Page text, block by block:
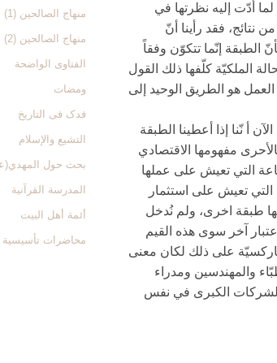
لما أدّت إليه نظرتها في
نتائج، فقد رأينا أنّ
الطبقة إنّما تتكوّن وفقاً
الملكيّة كلّفها ذلك القول
هو الطريق الوحيد إلى
أ نّنا إذا أعطينا الطبقة
مفهومها الاقتصادي
التي تعيش على عملها
تعيش على استثمار
طبقة اخرى، ولم نُدخل
آخر سوى هذه القيم
على ذلك لكان معنى
والمهندسين ومدراء
الكبرى في نفس
منهاج الصالحین (1)
منهاج الصالحین (2)
الفتاوی الواضحة
ومضات
فدک فی التاریخ
التشیع والإسلام
بحث حول
المدرسة القرآنیة
أئمة أهل البیت
محاضرات تأسیسیة